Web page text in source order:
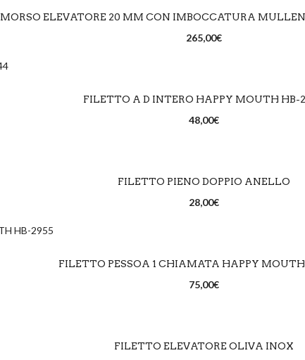
MORSO ELEVATORE 20 MM CON IMBOCCATURA
265,00€
FILETTO A D INTERO HAPPY MOUTH HB-
48,00€
FILETTO PIENO DOPPIO ANELLO
28,00€
FILETTO PESSOA 1 CHIAMATA HAPPY
75,00€
FILETTO ELEVATORE OLIVA INOX